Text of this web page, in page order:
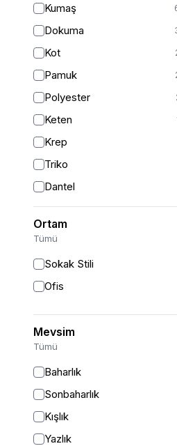
Kumaş
Dokuma
Kot
Pamuk
Polyester
Keten
Krep
Triko
Dantel
Viskon
Kürk
Ortam
Tümü
Sokak Stili
Ofis
Mevsim
Tümü
Baharlık
Sonbaharlık
Kışlık
Yazlık